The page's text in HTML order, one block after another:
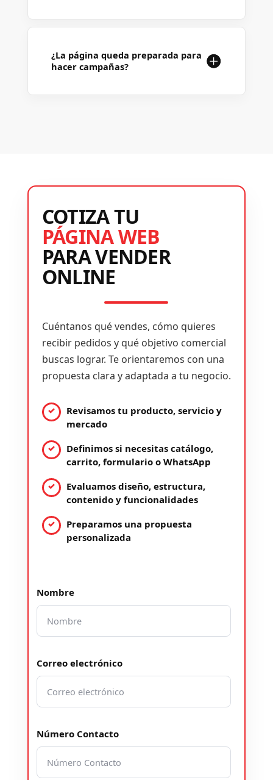
¿La página queda preparada para
hacer campañas?
COTIZA TU
PÁGINA WEB
PARA VENDER
ONLINE
Cuéntanos qué vendes, cómo quieres
recibir pedidos y qué objetivo comercial
buscas lograr. Te orientaremos con una
propuesta clara y adaptada a tu negocio.
Revisamos tu producto, servicio y
mercado
Definimos si necesitas catálogo,
carrito, formulario o WhatsApp
Evaluamos diseño, estructura,
contenido y funcionalidades
Preparamos una propuesta
personalizada
Nombre
Correo electrónico
Número Contacto